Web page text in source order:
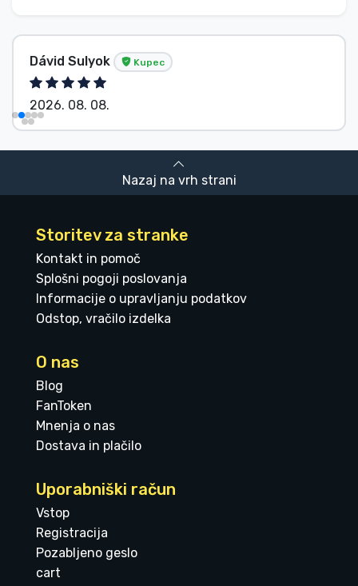
Dávid Sulyok Kupec
2026. 08. 08.
Nazaj na vrh strani
Storitev za stranke
Kontakt in pomoč
Splošni pogoji poslovanja
Informacije o upravljanju podatkov
Odstop, vračilo izdelka
O nas
Blog
FanToken
Mnenja o nas
Dostava in plačilo
Uporabniški račun
Vstop
Registracija
Pozabljeno geslo
cart